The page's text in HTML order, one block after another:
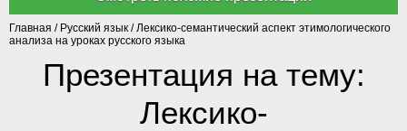
Главная / Русский язык /Лексико-семантический аспект этимологического
анализа на уроках русского языка
Презентация на тему:
Лексико-